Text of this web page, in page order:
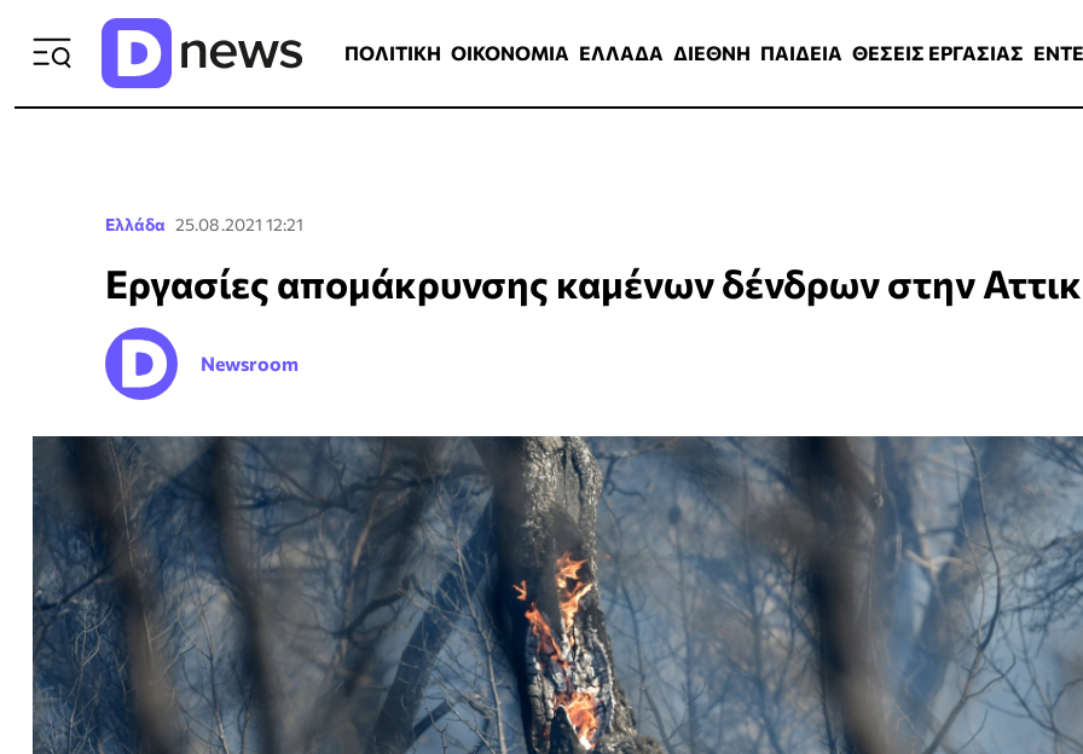
ΠΟΛΙΤΙΚΗ ΟΙΚΟΝΟΜΙΑ ΕΛΛΑΔΑ ΔΙΕΘΝΗ ΠΑΙΔΕΙΑ ΘΕΣΕΙΣ ΕΡΓΑΣΙΑΣ
Ελλάδα 25.08.2021 12:21
Εργασίες απομάκρυνσης καμένων δένδρων στην
Newsroom